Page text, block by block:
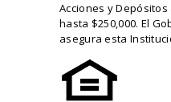
Acciones y Depósitos
hasta $250,000. El
asegura esta